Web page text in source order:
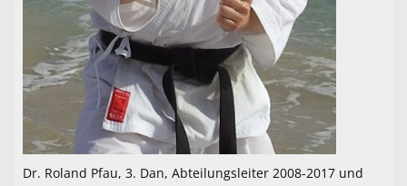
Dr. Roland Pfau, 3. Dan, Abteilungsleiter 2008-2017 und